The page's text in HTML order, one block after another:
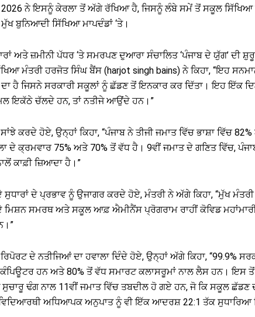
2026 ਨੇ ਇਸਨੂੰ ਕੇਰਲਾ ਤੋਂ ਅੱਗੇ ਰੱਖਿਆ ਹੈ, ਜਿਸਨੂੰ ਲੰਬੇ ਸਮੇਂ ਤੋਂ ਸਕੂਲ ਸਿੱਖਿਆ
ਬੁਨਿਆਦੀ ਸਿੱਖਿਆ ਮਾਪਦੰਡਾਂ ‘ਤੇ।
ਅਤੇ ਜ਼ਮੀਨੀ ਪੱਧਰ ‘ਤੇ ਸਮਰਪਣ ਦੁਆਰਾ ਸੰਚਾਲਿਤ ‘ਪੰਜਾਬ ਦੇ ਯੁੱਗ’ ਦੀ
ਮੰਤਰੀ ਹਰਜੋਤ ਸਿੰਘ ਬੈਂਸ (harjot singh bains) ਨੇ ਕਿਹਾ, “ਇਹ
ਹੈ ਜਿਸਨੇ ਸਰਕਾਰੀ ਸਕੂਲਾਂ ਨੂੰ ਛੱਡਣ ਤੋਂ ਇਨਕਾਰ ਕਰ ਦਿੱਤਾ। ਇਹ ਇੱਕ
ਇਕੱਠੇ ਚੱਲਦੇ ਹਨ, ਤਾਂ ਨਤੀਜੇ ਆਉਂਦੇ ਹਨ।”
ਕਰਦੇ ਹੋਏ, ਉਨ੍ਹਾਂ ਕਿਹਾ, “ਪੰਜਾਬ ਨੇ ਤੀਜੀ ਜਮਾਤ ਵਿੱਚ ਭਾਸ਼ਾ ਵਿੱਚ
ਦੇ ਕ੍ਰਮਵਾਰ 75% ਅਤੇ 70% ਤੋਂ ਵੱਧ ਹੈ। 9ਵੀਂ ਜਮਾਤ ਦੇ ਗਣਿਤ ਵਿੱਚ,
ਕਾਫ਼ੀ ਜ਼ਿਆਦਾ ਹੈ।”
ਸੁਧਾਰਾਂ ਦੇ ਪ੍ਰਭਾਵ ਨੂੰ ਉਜਾਗਰ ਕਰਦੇ ਹੋਏ, ਮੰਤਰੀ ਨੇ ਅੱਗੇ ਕਿਹਾ, “ਮੁੱਖ
ਮਿਸ਼ਨ ਸਮਰਥ ਅਤੇ ਸਕੂਲ ਆਫ਼ ਐਮੀਨੈਂਸ ਪ੍ਰੋਗਰਾਮ ਰਾਹੀਂ ਕੋਵਿਡ
ਦੇ ਨਤੀਜਿਆਂ ਦਾ ਹਵਾਲਾ ਦਿੰਦੇ ਹੋਏ, ਉਨ੍ਹਾਂ ਅੱਗੇ ਕਿਹਾ, “99.9%
ਹਨ ਅਤੇ 80% ਤੋਂ ਵੱਧ ਸਮਾਰਟ ਕਲਾਸਰੂਮਾਂ ਨਾਲ ਲੈਸ ਹਨ। ਇਸ ਤੋਂ
ਢੰਗ ਨਾਲ 11ਵੀਂ ਜਮਾਤ ਵਿੱਚ ਤਬਦੀਲ ਹੋ ਗਏ ਹਨ, ਜੋ ਕਿ ਸਕੂਲ ਛੱਡਣ
ਅਧਿਆਪਕ ਅਨੁਪਾਤ ਨੂੰ ਵੀ ਇੱਕ ਆਦਰਸ਼ 22:1 ਤੱਕ ਸੁਧਾਰਿਆ